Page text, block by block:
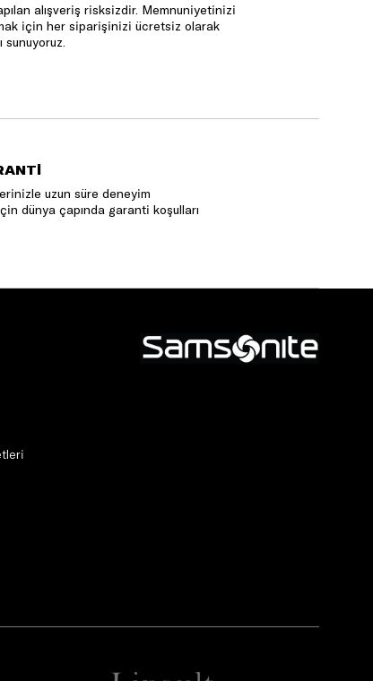
alışveriş risksizdir. Memnuniyetinizi
için her siparişinizi ücretsiz olarak
sunuyoruz.
uzun süre deneyim
dünya çapında garanti koşulları